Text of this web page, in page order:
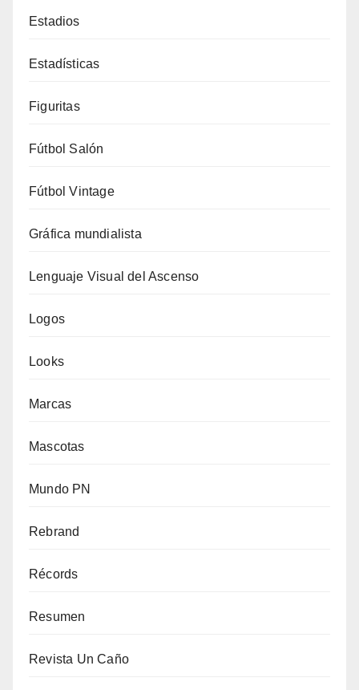
Estadios
Estadísticas
Figuritas
Fútbol Salón
Fútbol Vintage
Gráfica mundialista
Lenguaje Visual del Ascenso
Logos
Looks
Marcas
Mascotas
Mundo PN
Rebrand
Récords
Resumen
Revista Un Caño